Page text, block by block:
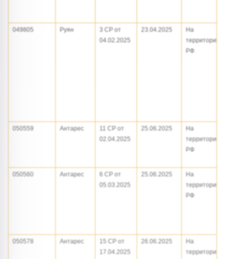
049805 Руян
3 СР от
04.02.2025
23.04.2025
На
территории
РФ
050559 Антарес
11 СР от
02.04.2025
25.06.2025
На
территории
РФ
050560 Антарес
6 СР от
05.03.2025
25.06.2025
На
территории
РФ
050578 Антарес
15 СР от
17.04.2025
26.06.2025
На
территории